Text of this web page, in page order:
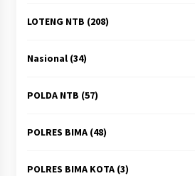
LOTENG NTB (208)
Nasional(34)
POLDA NTB (57)
POLRES BIMA(48)
POLRES BIMA KOTA(3)